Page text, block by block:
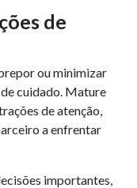
de
ou minimizar
cuidado. Mature
de atenção,
a enfrentar
importantes,